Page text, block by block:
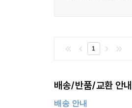
1
배송/반품/교환 안내
배송 안내